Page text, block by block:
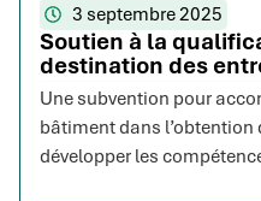
3 septembre 2025
Soutien à la
destination des
Une subvention pour
bâtiment dans l’obtention
développer les